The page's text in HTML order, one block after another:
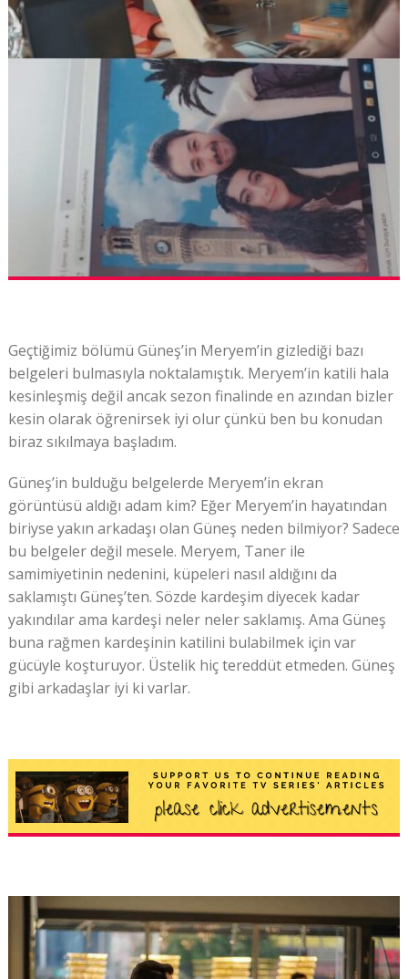
Geçtiğimiz bölümü Güneş’in Meryem’in gizlediği bazı
belgeleri bulmasıyla noktalamıştık. Meryem’in katili hala
kesinleşmiş değil ancak sezon finalinde en azından bizler
kesin olarak öğrenirsek iyi olur çünkü ben bu konudan
biraz sıkılmaya başladım.
Güneş’in bulduğu belgelerde Meryem’in ekran
görüntüsü aldığı adam kim? Eğer Meryem’in hayatından
biriyse yakın arkadaşı olan Güneş neden bilmiyor? Sadece
bu belgeler değil mesele. Meryem, Taner ile
samimiyetinin nedenini, küpeleri nasıl aldığını da
saklamıştı Güneş’ten. Sözde kardeşim diyecek kadar
yakındılar ama kardeşi neler neler saklamış. Ama Güneş
buna rağmen kardeşinin katilini bulabilmek için var
gücüyle koşturuyor. Üstelik hiç tereddüt etmeden. Güneş
gibi arkadaşlar iyi ki varlar.